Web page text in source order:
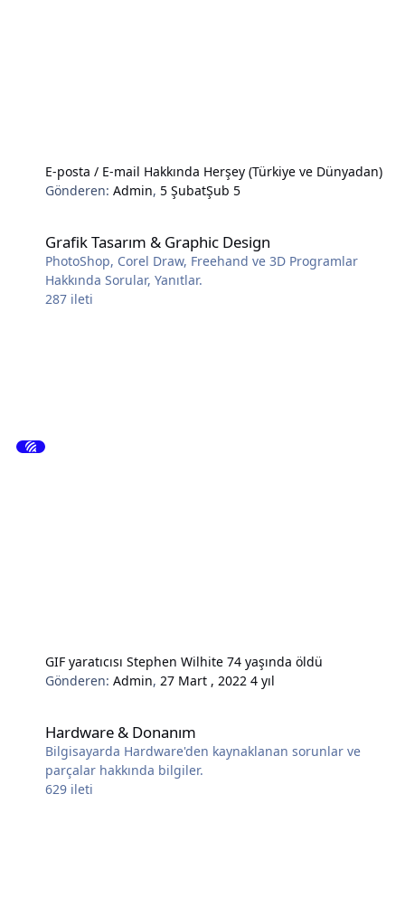
E-posta / E-mail Hakkında Herşey (Türkiye ve Dünyadan)
Gönderen:Admin,5 ŞubatŞub 5
Grafik Tasarım & Graphic Design
PhotoShop, Corel Draw, Freehand ve 3D Programlar
Hakkında Sorular, Yanıtlar.
287 ileti
GIF yaratıcısı Stephen Wilhite 74 yaşında öldü
Gönderen:Admin, 27 Mart , 20224 yıl
Hardware & Donanım
Bilgisayarda Hardware'den kaynaklanan sorunlar ve
parçalar hakkında bilgiler.
629 ileti